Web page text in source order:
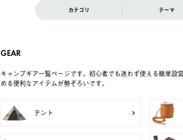
カテゴリ テーマ
GEAR
キャンプギア一覧ページです。初心者でも迷わず使える簡単
める便利なアイテムが勢ぞろいです。
テント